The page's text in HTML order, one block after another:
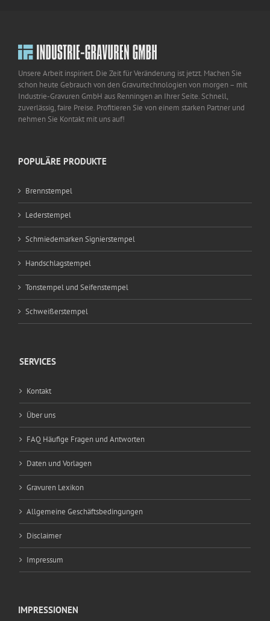
Unsere Arbeit inspiriert. Die Zeit für Veränderung ist jetzt. Machen Sie
schon heute Gebrauch von den Gravurtechnologien von morgen – mit
Industrie-Gravuren GmbH aus Renningen an Ihrer Seite. Schnell,
zuverlässig, faire Preise. Profitieren Sie von einem starken Partner und
nehmen Sie Kontakt mit uns auf!
POPULÄRE PRODUKTE
Brennstempel
Lederstempel
Schmiedemarken Signierstempel
Handschlagstempel
Tonstempel und Seifenstempel
Schweißerstempel
SERVICES
Kontakt
Über uns
FAQ Häufige Fragen und Antworten
Daten und Vorlagen
Gravuren Lexikon
Allgemeine Geschäftsbedingungen
Disclaimer
Impressum
IMPRESSIONEN